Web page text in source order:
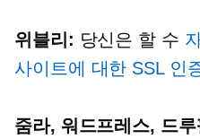
위블리: 당신은 할 수
사이트에 대한 SSL 인
줌라, 워드프레스, 드루